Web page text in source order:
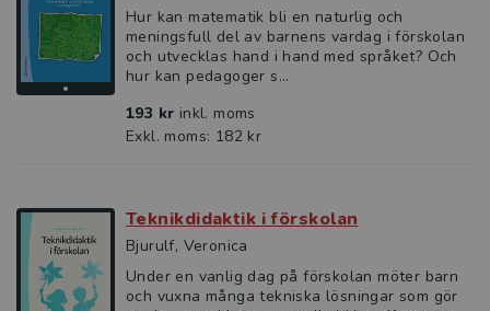
Hur kan matematik bli en naturlig och
meningsfull del av ­barnens vardag i förskolan
och utvecklas hand i hand med språket? Och
hur kan pedagoger s...
193 kr inkl. moms
Exkl. moms: 182 kr
Teknikdidaktik i förskolan
Bjurulf, Veronica
Under en vanlig dag på förskolan möter barn
och vuxna många tekniska lösningar som gör